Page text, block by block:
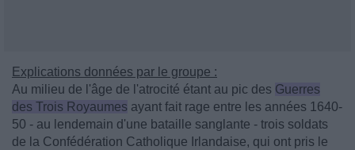
Explications données par le groupe :
Au milieu de l'âge de l'atrocité étant au pic des Guerres
des Trois Royaumes ayant fait rage entre les années 1640-
50 - au lendemain d'une bataille sanglante - trois soldats
de la Confédération Catholique Irlandaise, qui ont pris le